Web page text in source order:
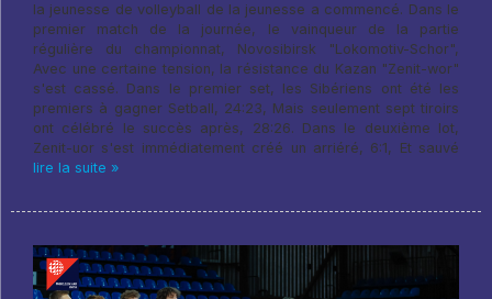
la jeunesse de volleyball de la jeunesse a commencé. Dans le
premier match de la journée, le vainqueur de la partie
régulière du championnat, Novosibirsk "Lokomotiv-Schor",
Avec une certaine tension, la résistance du Kazan "Zenit-wor"
s'est cassé. Dans le premier set, les Sibériens ont été les
premiers à gagner Setball, 24:23, Mais seulement sept tiroirs
ont célébré le succès après, 28:26. Dans le deuxième lot,
Zenit-uor s'est immédiatement créé un arriéré, 6:1, Et sauvé
lire la suite »